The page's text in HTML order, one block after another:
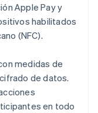
Apple Pay y
habilitados
(NFC).
medidas de
de datos.
en todo